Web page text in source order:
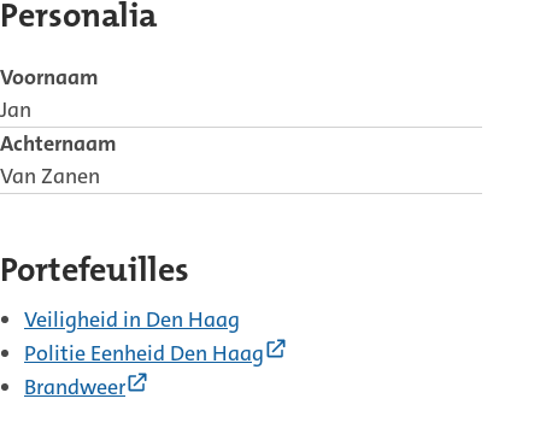
Personalia
Voornaam
Jan
Achternaam
Van Zanen
Portefeuilles
Veiligheid in Den Haag
Politie Eenheid Den Haag
Brandweer